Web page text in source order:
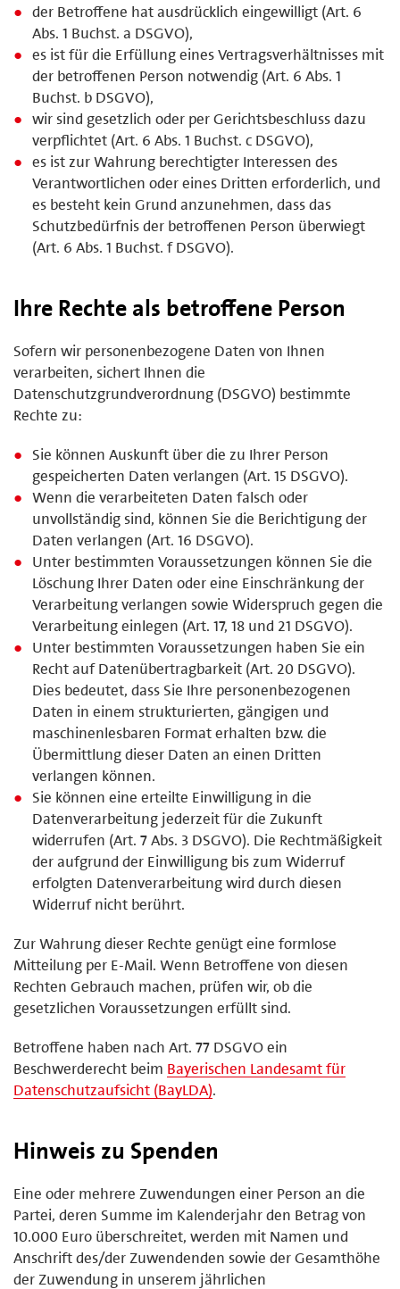
der Betroffene hat ausdrücklich eingewilligt (Art. 6
Abs. 1 Buchst. a DSGVO),
es ist für die Erfüllung eines Vertragsverhältnisses mit
der betroffenen Person notwendig (Art. 6 Abs. 1
Buchst. b DSGVO),
wir sind gesetzlich oder per Gerichtsbeschluss dazu
verpflichtet (Art. 6 Abs. 1 Buchst. c DSGVO),
es ist zur Wahrung berechtigter Interessen des
Verantwortlichen oder eines Dritten erforderlich, und
es besteht kein Grund anzunehmen, dass das
Schutzbedürfnis der betroffenen Person überwiegt
(Art. 6 Abs. 1 Buchst. f DSGVO).
Ihre Rechte als betroffene Person
Sofern wir personenbezogene Daten von Ihnen
verarbeiten, sichert Ihnen die
Datenschutzgrundverordnung (DSGVO) bestimmte
Rechte zu:
Sie können Auskunft über die zu Ihrer Person
gespeicherten Daten verlangen (Art. 15 DSGVO).
Wenn die verarbeiteten Daten falsch oder
unvollständig sind, können Sie die Berichtigung der
Daten verlangen (Art. 16 DSGVO).
Unter bestimmten Voraussetzungen können Sie die
Löschung Ihrer Daten oder eine Einschränkung der
Verarbeitung verlangen sowie Widerspruch gegen die
Verarbeitung einlegen (Art. 17, 18 und 21 DSGVO).
Unter bestimmten Voraussetzungen haben Sie ein
Recht auf Datenübertragbarkeit (Art. 20 DSGVO).
Dies bedeutet, dass Sie Ihre personenbezogenen
Daten in einem strukturierten, gängigen und
maschinenlesbaren Format erhalten bzw. die
Übermittlung dieser Daten an einen Dritten
verlangen können.
Sie können eine erteilte Einwilligung in die
Datenverarbeitung jederzeit für die Zukunft
widerrufen (Art. 7 Abs. 3 DSGVO). Die Rechtmäßigkeit
der aufgrund der Einwilligung bis zum Widerruf
erfolgten Datenverarbeitung wird durch diesen
Widerruf nicht berührt.
Zur Wahrung dieser Rechte genügt eine formlose
Mitteilung per E-Mail. Wenn Betroffene von diesen
Rechten Gebrauch machen, prüfen wir, ob die
gesetzlichen Voraussetzungen erfüllt sind.
Betroffene haben nach Art. 77 DSGVO ein
Beschwerderecht beim Bayerischen Landesamt für
Datenschutzaufsicht (BayLDA).
Hinweis zu Spenden
Eine oder mehrere Zuwendungen einer Person an die
Partei, deren Summe im Kalenderjahr den Betrag von
10.000 Euro überschreitet, werden mit Namen und
Anschrift des/der Zuwendenden sowie der Gesamthöhe
der Zuwendung in unserem jährlichen